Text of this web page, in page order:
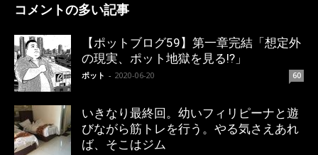
コメントの多い記事
【ポットブログ59】第一章完結「想定外
の現実、ポット地獄を見る!?」
ポット - 2020-06-20 60
いきなり最終回。幼いフィリピーナと遊
びながら筋トレを行う。やる気さえあれ
ば、そこはジム